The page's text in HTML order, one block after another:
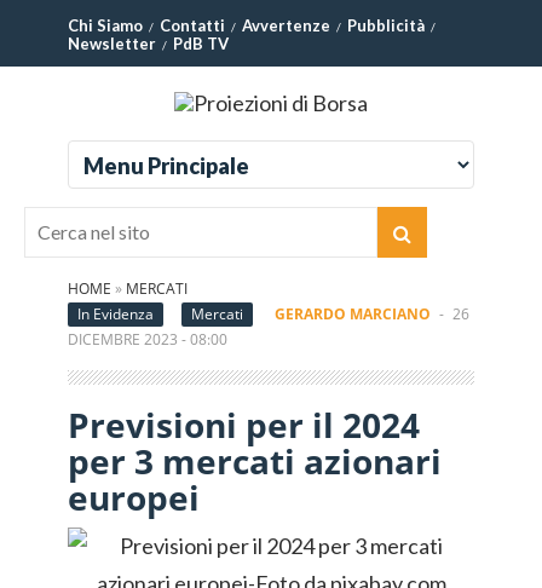
Chi Siamo Contatti Avvertenze
Pubblicità
Newsletter
PdB TV
HOME » MERCATI
In Evidenza
Mercati GERARDO MARCIANO - 26
DICEMBRE 2023 - 08:00
Previsioni per il 2024
per 3 mercati azionari
europei